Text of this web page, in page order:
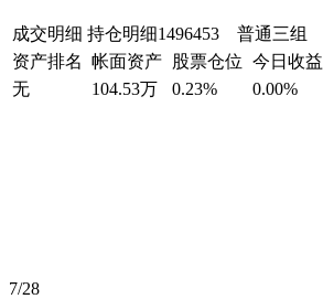
成交明细 持仓明细1496453 普通三组
资产排名 帐面资产 股票仓位 今日收益
无
104.53万 0.23% 0.00%
7/28